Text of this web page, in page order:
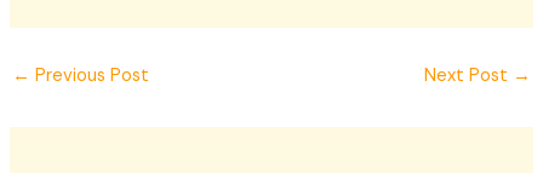
← Previous Post Next Post →